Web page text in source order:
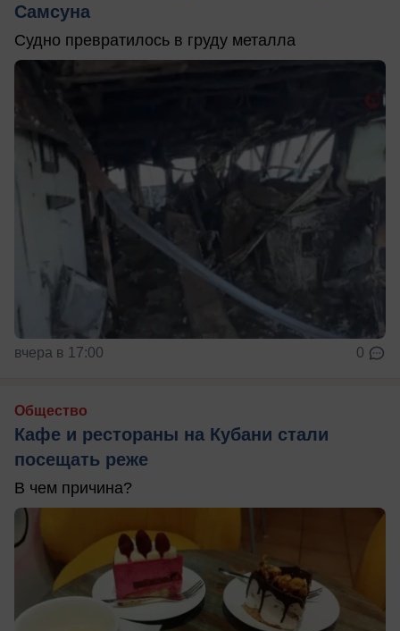
Самсуна
Судно превратилось в груду металла
вчера в 17:00 0
Общество
Кафе и рестораны на Кубани стали
посещать реже
В чем причина?